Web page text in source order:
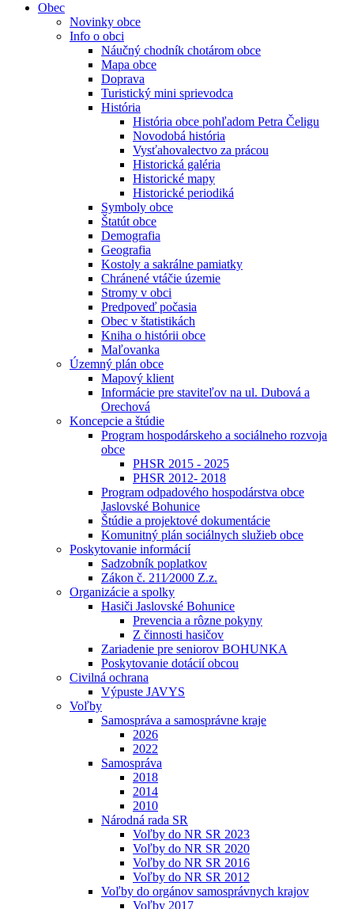
Obec
Novinky obce
Info o obci
Náučný chodník chotárom obce
Mapa obce
Doprava
Turistický mini sprievodca
História
História obce pohľadom Petra Čeligu
Novodobá história
Vysťahovalectvo za prácou
Historická galéria
Historické mapy
Historické periodiká
Symboly obce
Štatút obce
Demografia
Geografia
Kostoly a sakrálne pamiatky
Chránené vtáčie územie
Stromy v obci
Predpoveď počasia
Obec v štatistikách
Kniha o histórii obce
Maľovanka
Územný plán obce
Mapový klient
Informácie pre staviteľov na ul. Dubová a
Orechová
Koncepcie a štúdie
Program hospodárskeho a sociálneho rozvoja
obce
PHSR 2015 - 2025
PHSR 2012- 2018
Program odpadového hospodárstva obce
Jaslovské Bohunice
Štúdie a projektové dokumentácie
Komunitný plán sociálnych služieb obce
Poskytovanie informácií
Sadzobník poplatkov
Zákon č. 211⁄2000 Z.z.
Organizácie a spolky
Hasiči Jaslovské Bohunice
Prevencia a rôzne pokyny
Z činnosti hasičov
Zariadenie pre seniorov BOHUNKA
Poskytovanie dotácií obcou
Civilná ochrana
Výpuste JAVYS
Voľby
Samospráva a samosprávne kraje
2026
2022
Samospráva
2018
2014
2010
Národná rada SR
Voľby do NR SR 2023
Voľby do NR SR 2020
Voľby do NR SR 2016
Voľby do NR SR 2012
Voľby do orgánov samosprávnych krajov
Voľby 2017